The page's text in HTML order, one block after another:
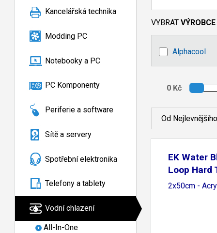
Kancelářská technika
Modding PC
Notebooky a PC
PC Komponenty
Periferie a software
Sítě a servery
Spotřební elektronika
Telefony a tablety
Vodní chlazení
All-In-One
VYBRAT VÝROBCE
Alphacool
Od Nejlevnějšího
EK Water
Loop Hard
2x50cm -